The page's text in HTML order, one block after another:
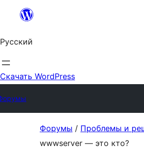
Перейти
содержимому
Русский
Скачать WordPress
Форумы / Проблемы и
wwwserver — это кто?